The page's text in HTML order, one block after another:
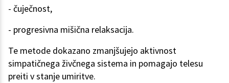
- čuječnost,
- progresivna mišična relaksacija.
Te metode dokazano zmanjšujejo aktivnost
simpatičnega živčnega sistema in pomagajo telesu
preiti v stanje umiritve.